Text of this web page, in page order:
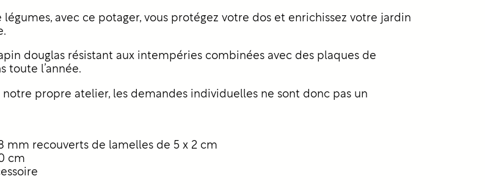
avec ce potager, vous protégez votre dos et enrichissez votre jardin
douglas résistant aux intempéries combinées avec des plaques de
toute l’année.
propre atelier, les demandes individuelles ne sont donc pas un
mm recouverts de lamelles de 5 x 2 cm
cm